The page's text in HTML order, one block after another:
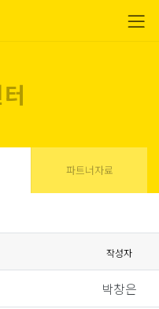
파트너자료
작성자
박창은